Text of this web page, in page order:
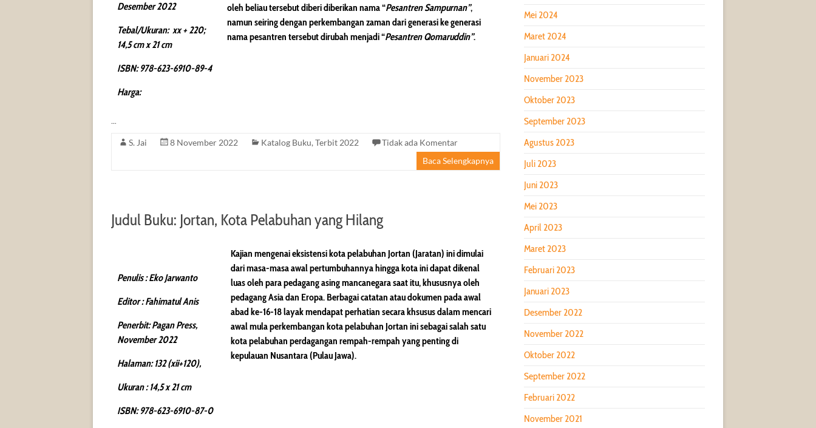
Desember 2022
Tebal/Ukuran: xx + 220;
14,5 cm x 21 cm
ISBN: 978-623-6910-89-4
Harga:
oleh beliau tersebut diberi diberikan nama “Pesantren Sampurnan”,
namun seiring dengan perkembangan zaman dari generasi ke generasi
nama pesantren tersebut dirubah menjadi “Pesantren Qomaruddin”.
…
S. Jai 8 November 2022 Katalog Buku, Terbit 2022
Tidak ada Komentar
Baca Selengkapnya
Judul Buku: Jortan, Kota Pelabuhan yang Hilang
Penulis : Eko Jarwanto
Editor : Fahimatul Anis
Penerbit: Pagan Press,
November 2022
Halaman: 132 (xii+120),
Ukuran : 14,5 x 21 cm
ISBN: 978-623-6910-87-0
Kajian mengenai eksistensi kota pelabuhan Jortan (Jaratan) ini dimulai
dari masa-masa awal pertumbuhannya hingga kota ini dapat dikenal
luas oleh para pedagang asing mancanegara saat itu, khususnya oleh
pedagang Asia dan Eropa. Berbagai catatan atau dokumen pada awal
abad ke-16-18 layak mendapat perhatian secara khsusus dalam mencari
awal mula perkembangan kota pelabuhan Jortan ini sebagai salah satu
kota pelabuhan perdagangan rempah-rempah yang penting di
kepulauan Nusantara (Pulau Jawa).
Mei 2024
Maret 2024
Januari 2024
November 2023
Oktober 2023
September 2023
Agustus 2023
Juli 2023
Juni 2023
Mei 2023
April 2023
Maret 2023
Februari 2023
Januari 2023
Desember 2022
November 2022
Oktober 2022
September 2022
Februari 2022
November 2021